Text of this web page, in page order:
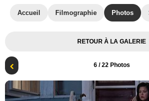
Accueil Filmographie Photos
RETOUR À LA GALERIE
6/ 22 Photos